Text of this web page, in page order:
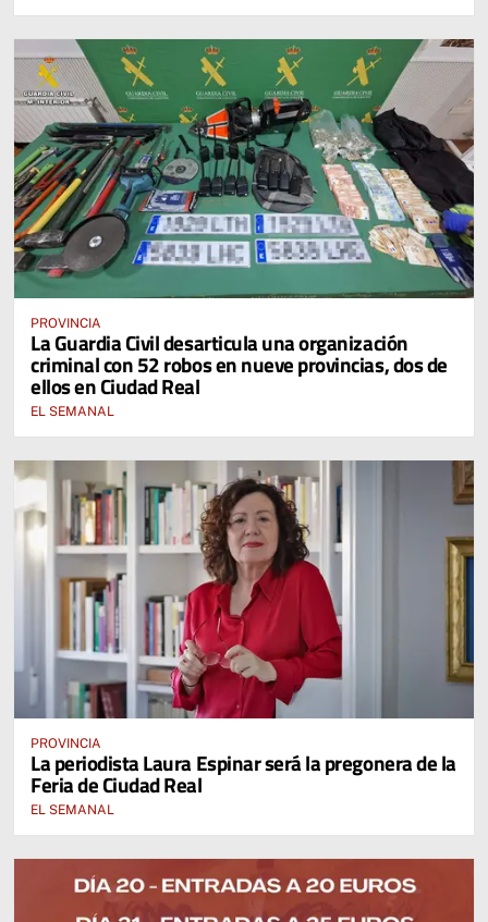
PROVINCIA
La Guardia Civil desarticula una organización
criminal con 52 robos en nueve provincias, dos de
ellos en Ciudad Real
EL SEMANAL
PROVINCIA
La periodista Laura Espinar será la pregonera de la
Feria de Ciudad Real
EL SEMANAL